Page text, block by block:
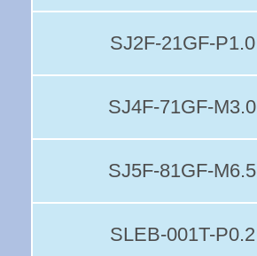
SJ2F-21GF-P1.0
SJ4F-71GF-M3.0
SJ5F-81GF-M6.5
SLEB-001T-P0.2